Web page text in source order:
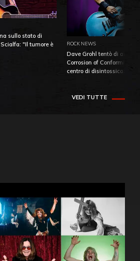
sullo stato di
"Il tumore è
ROCK NEWS
Dave Grohl tentò di
Corrosion of Conformity
centro di
VEDI TUTTE